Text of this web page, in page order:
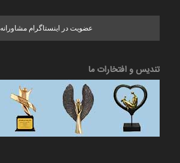
عضویت در اینستاگرام مشاورانه
تندیس و افتخارات ما